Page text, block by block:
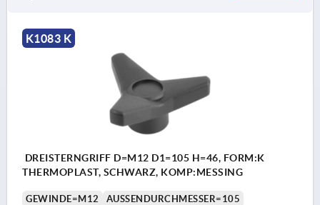
K1083 K
DREISTERNGRIFF D=M12 D1=105 H=46, FORM:K
THERMOPLAST, SCHWARZ, KOMP:MESSING
GEWINDE=M12
AUSSENDURCHMESSER=105